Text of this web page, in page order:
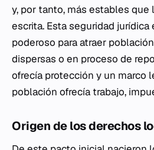
y, por tanto, más estables que
escrita. Esta seguridad jurídica
poderoso para atraer
dispersas o en proceso de
ofrecía protección y un marco
población ofrecía trabajo,
Origen de los derechos